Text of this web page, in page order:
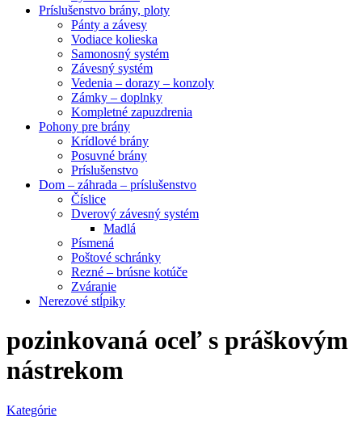
Príslušenstvo brány, ploty
Pánty a závesy
Vodiace kolieska
Samonosný systém
Závesný systém
Vedenia – dorazy – konzoly
Zámky – doplnky
Kompletné zapuzdrenia
Pohony pre brány
Krídlové brány
Posuvné brány
Príslušenstvo
Dom – záhrada – príslušenstvo
Číslice
Dverový závesný systém
Madlá
Písmená
Poštové schránky
Rezné – brúsne kotúče
Zváranie
Nerezové stĺpiky
pozinkovaná oceľ s práškovým
nástrekom
Kategórie